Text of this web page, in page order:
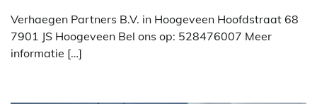
Verhaegen Partners B.V. in Hoogeveen Hoofdstraat 68
7901 JS Hoogeveen Bel ons op: 528476007 Meer
informatie […]